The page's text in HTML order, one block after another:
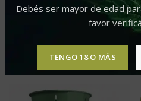
Debés ser mayor de edad
favor
TENGO 18 O MÁS
PRODUCTOS